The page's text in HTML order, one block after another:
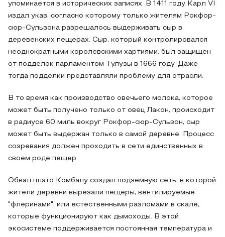
упоминается в исторических записях. В 1411 году Карл VI
издал указ, согласно которому только жителям Рокфор-
сюр-Сульзона разрешалось выдерживать сыр в
деревенских пещерах. Сыр, который контролировался
неоднократными королевскими хартиями, был защищен
от подделок парламентом Тулузы в 1666 году. Даже
тогда подделки представляли проблему для отрасли.
В то время как производство овечьего молока, которое
может быть получено только от овец Лакон, происходит
в радиусе 60 миль вокруг Рокфор-сюр-Сульзон, сыр
может быть выдержан только в самой деревне. Процесс
созревания должен проходить в сети единственных в
своем роде пещер.
Обвал плато Комбалу создал подземную сеть, в которой
жители деревни вырезали пещеры, вентилируемые
"флеринами", или естественными разломами в скале,
которые функционируют как дымоходы. В этой
экосистеме поддерживается постоянная температура и